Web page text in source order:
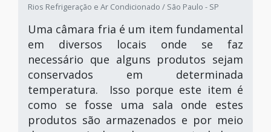
Rios Refrigeração e Ar Condicionado / São Paulo - SP
Uma câmara fria é um item fundamental
em diversos locais onde se faz
necessário que alguns produtos sejam
conservados em determinada
temperatura. Isso porque este item é
como se fosse uma sala onde estes
produtos são armazenados e por meio